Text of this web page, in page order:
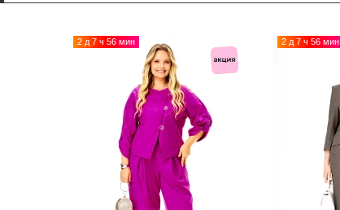
2 д 7 ч 56 мин 2 д 7 ч 56 мин